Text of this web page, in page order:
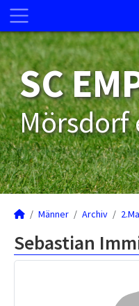
SC
Mörsdorf
Männer Archiv
Sebastian